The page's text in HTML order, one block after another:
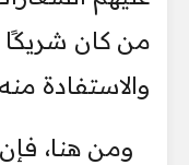
من كان
والاستفادة
ومن هنا،